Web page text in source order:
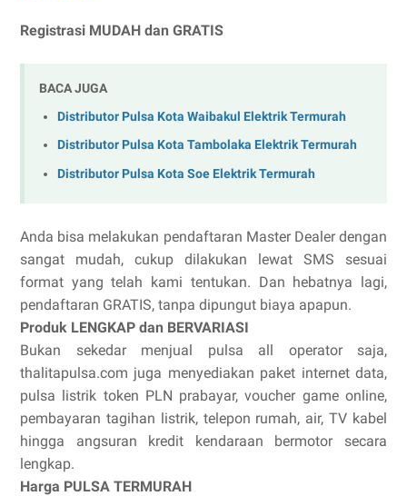
Registrasi MUDAH dan GRATIS
BACA JUGA
Distributor Pulsa Kota Waibakul Elektrik Termurah
Distributor Pulsa Kota Tambolaka Elektrik Termurah
Distributor Pulsa Kota Soe Elektrik Termurah
Anda bisa melakukan pendaftaran Master Dealer dengan
sangat mudah, cukup dilakukan lewat SMS sesuai
format yang telah kami tentukan. Dan hebatnya lagi,
pendaftaran GRATIS, tanpa dipungut biaya apapun.
Produk LENGKAP dan BERVARIASI
Bukan sekedar menjual pulsa all operator saja,
thalitapulsa.com juga menyediakan paket internet data,
pulsa listrik token PLN prabayar, voucher game online,
pembayaran tagihan listrik, telepon rumah, air, TV kabel
hingga angsuran kredit kendaraan bermotor secara
lengkap.
Harga PULSA TERMURAH